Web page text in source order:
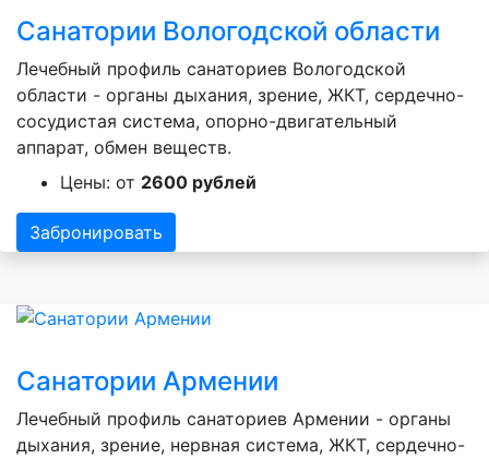
Санатории Вологодской области
Лечебный профиль санаториев Вологодской
области - органы дыхания, зрение, ЖКТ, сердечно-
сосудистая система, опорно-двигательный
аппарат, обмен веществ.
Цены: от 2600 рублей
Забронировать
Санатории Армении
Лечебный профиль санаториев Армении - органы
дыхания, зрение, нервная система, ЖКТ, сердечно-